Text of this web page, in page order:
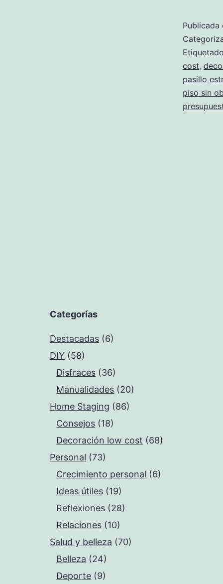
Publicada
cost,
pasillo
piso sin
Categorías
Destacadas (6)
DIY (58)
Disfraces (36)
Manualidades (20)
Home Staging (86)
Consejos (18)
Decoración low cost (68)
Personal (73)
Crecimiento personal (6)
Ideas útiles (19)
Reflexiones (28)
Relaciones (10)
Salud y belleza (70)
Belleza (24)
Deporte (9)